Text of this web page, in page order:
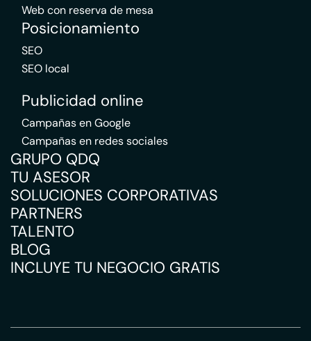
Web con reserva de mesa
Posicionamiento
SEO
SEO local
Publicidad online
Campañas en Google
Campañas en redes sociales
GRUPO QDQ
TU ASESOR
SOLUCIONES CORPORATIVAS
PARTNERS
TALENTO
BLOG
INCLUYE TU NEGOCIO GRATIS